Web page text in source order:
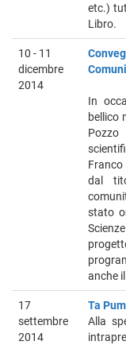
etc.)
Libro.
10 - 11
dicembre
2014
In
bellico
dal
stato
anche
17
settembre
2014
Ta
Alla